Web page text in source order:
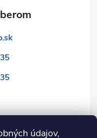
údajov,